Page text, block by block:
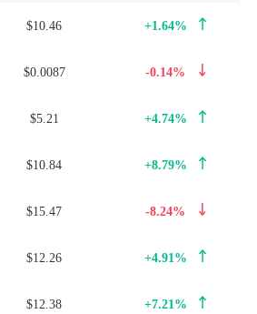
$10.46 +1.64%
$0.0087 -0.14%
$5.21 +4.74%
$10.84 +8.79%
$15.47 -8.24%
$12.26 +4.91%
$12.38 +7.21%